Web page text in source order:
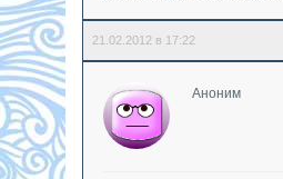
21.02.2012 в 17:22
Аноним